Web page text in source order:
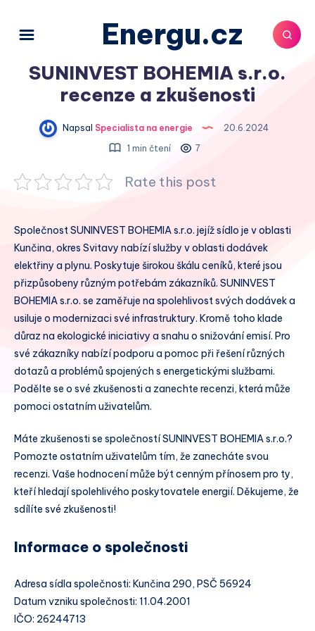
Energu.cz
SUNINVEST BOHEMIA s.r.o.
recenze a zkušenosti
Napsal Specialista na energie
20.6.2024
1 min čtení
7
Rate this post
Společnost SUNINVEST BOHEMIA s.r.o. jejíž sídlo je v oblasti
Kunčina, okres Svitavy nabízí služby v oblasti dodávek
elektřiny a plynu. Poskytuje širokou škálu ceníků, které jsou
přizpůsobeny různým potřebám zákazníků. SUNINVEST
BOHEMIA s.r.o. se zaměřuje na spolehlivost svých dodávek a
usiluje o modernizaci své infrastruktury. Kromě toho klade
důraz na ekologické iniciativy a snahu o snižování emisí. Pro
své zákazníky nabízí podporu a pomoc při řešení různých
dotazů a problémů spojených s energetickými službami.
Podělte se o své zkušenosti a zanechte recenzi, která může
pomoci ostatním uživatelům.
Máte zkušenosti se společností SUNINVEST BOHEMIA s.r.o.?
Pomozte ostatním uživatelům tím, že zanecháte svou
recenzi. Vaše hodnocení může být cenným přínosem pro ty,
kteří hledají spolehlivého poskytovatele energií. Děkujeme, že
sdílíte své zkušenosti!
Informace o společnosti
Adresa sídla společnosti: Kunčina 290, PSČ 56924
Datum vzniku společnosti: 11.04.2001
IČO: 26244713